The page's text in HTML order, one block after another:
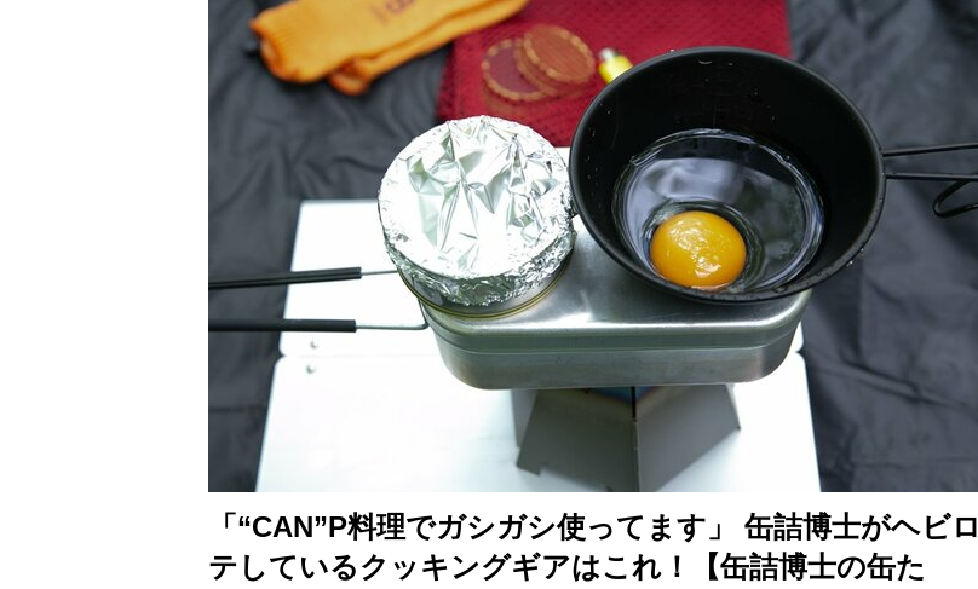
「“CAN”P料理でガシガシ使ってます」 缶詰博士がヘビロ
テしているクッキングギアはこれ！【缶詰博士の缶た